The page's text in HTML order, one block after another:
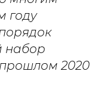
году
набор
2020